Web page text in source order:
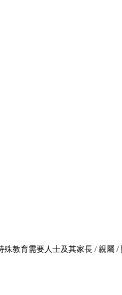
教育需要人士及其家長 / 親